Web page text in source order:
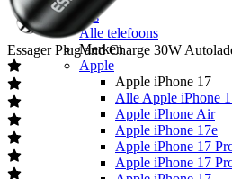
Telefoons
Alle telefoons
Merken
Apple
Apple iPhone 17
Alle Apple iPhone
Apple iPhone Air
Apple iPhone 17e
Apple iPhone 17
Apple iPhone 17
Essager Plug and Charge 30W